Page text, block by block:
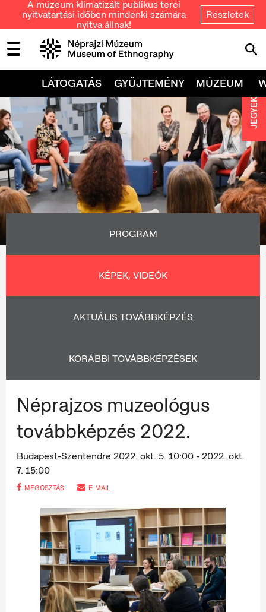
A múzeum klimatizált publikus terei
nyitvatartási időben mindenki számára
nyitva állnak!
Részletek
LÁTOGATÁS GYŰJTEMÉNY MÚZEUM
PROGRAM
KÉPEK, VIDEÓK
AKTUÁLIS TOVÁBBKÉPZÉS
KORÁBBI TOVÁBBKÉPZÉSEK
Néprajzos muzeológus
továbbképzés 2022.
Budapest-Szentendre 2022. okt. 5. 10:00 - 2022. okt.
7. 15:00
MEGOSZTÁS E-MAIL
JEGYEK